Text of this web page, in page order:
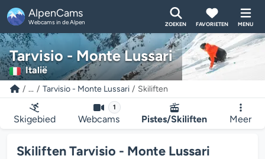
AlpenCams
Webcams in de Alpen ZOEKEN FAVORIETEN MENU
Tarvisio - Monte Lussari
Italië
... Tarvisio - Monte Lussari Skiliften
Skigebied
1
Webcams Pistes/Skiliften Meer
Skiliften Tarvisio - Monte Lussari